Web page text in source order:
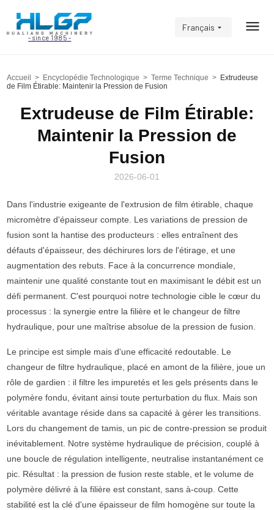
- since 1985 -
Français
Accueil > Encyclopédie Technologique > Terme Technique > Extrudeuse
de Film Étirable: Maintenir la Pression de Fusion
Extrudeuse de Film Étirable:
Maintenir la Pression de
Fusion
2026-06-01
Dans l'industrie exigeante de l'extrusion de film étirable, chaque
micromètre d'épaisseur compte. Les variations de pression de
fusion sont la hantise des producteurs : elles entraînent des
défauts d'épaisseur, des déchirures lors de l'étirage, et une
augmentation des rebuts. Face à la concurrence mondiale,
maintenir une qualité constante tout en maximisant le débit est un
défi permanent. C'est pourquoi notre technologie cible le cœur du
processus : la synergie entre la filière et le changeur de filtre
hydraulique, pour une maîtrise absolue de la pression de fusion.
Le principe est simple mais d'une efficacité redoutable. Le
changeur de filtre hydraulique, placé en amont de la filière, joue un
rôle de gardien : il filtre les impuretés et les gels présents dans le
polymère fondu, évitant ainsi toute perturbation du flux. Mais son
véritable avantage réside dans sa capacité à gérer les transitions.
Lors du changement de tamis, un pic de contre-pression se produit
inévitablement. Notre système hydraulique de précision, couplé à
une boucle de régulation intelligente, neutralise instantanément ce
pic. Résultat : la pression de fusion reste stable, et le volume de
polymère délivré à la filière est constant, sans à-coup. Cette
stabilité est la clé d'une épaisseur de film homogène sur toute la